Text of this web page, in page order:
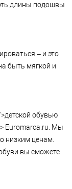
длины подошвы
– и это
быть мягкой и
обувью
Euromarca.ru. Мы
низким ценам.
вы сможете